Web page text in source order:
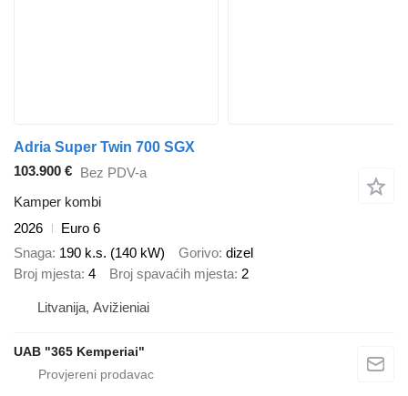
Adria Super Twin 700 SGX
103.900 € Bez PDV-a
Kamper kombi
2026
Euro 6
Snaga 190 k.s. (140 kW) Gorivo dizel
Broj mjesta 4 Broj spavaćih mjesta 2
Litvanija, Avižieniai
UAB "365 Kemperiai"